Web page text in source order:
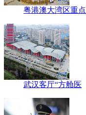
粤港澳大湾区重点
武汉客厅“方舱医